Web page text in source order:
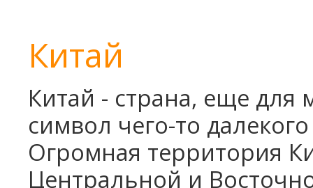
Китай
Китай - страна, еще для
символ чего-то
Огромная территория
Центральной и